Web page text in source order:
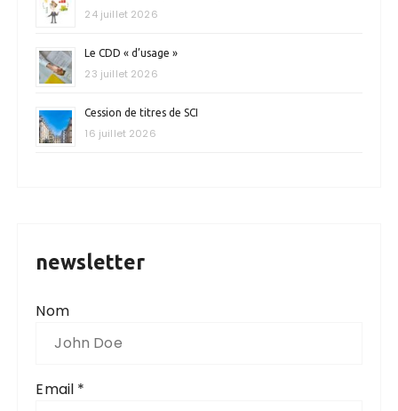
24 juillet 2026
Le CDD « d’usage »
23 juillet 2026
Cession de titres de SCI
16 juillet 2026
newsletter
Nom
Email *